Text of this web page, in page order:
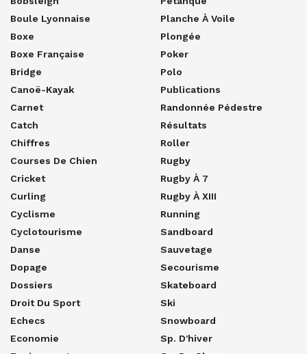
Boule Lyonnaise
Boxe
Boxe Française
Bridge
Canoë-Kayak
Carnet
Catch
Chiffres
Courses De Chien
Cricket
Curling
Cyclisme
Cyclotourisme
Danse
Dopage
Dossiers
Droit Du Sport
Echecs
Economie
Planche À Voile
Plongée
Poker
Polo
Publications
Randonnée Pédestre
Résultats
Roller
Rugby
Rugby À 7
Rugby À XIII
Running
Sandboard
Sauvetage
Secourisme
Skateboard
Ski
Snowboard
Sp. D'hiver